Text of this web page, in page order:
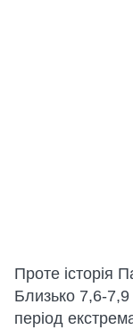
Проте історія
Близько 7,6-
період